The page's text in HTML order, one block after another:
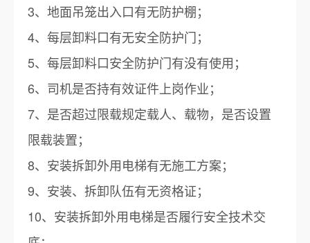
3、地面吊笼出入口有无防护棚；
4、每层卸料口有无安全防护门；
5、每层卸料口安全防护门有没有使用；
6、司机是否持有效证件上岗作业；
7、是否超过限载规定载人、载物，是否设置
限载装置；
8、安装拆卸外用电梯有无施工方案；
9、安装、拆卸队伍有无资格证；
10、安装拆卸外用电梯是否履行安全技术交